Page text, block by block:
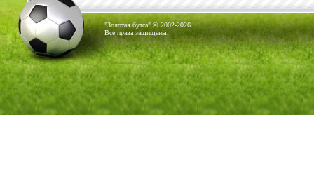
"Золотая бутса" © 2002-2026
Все права защищены.